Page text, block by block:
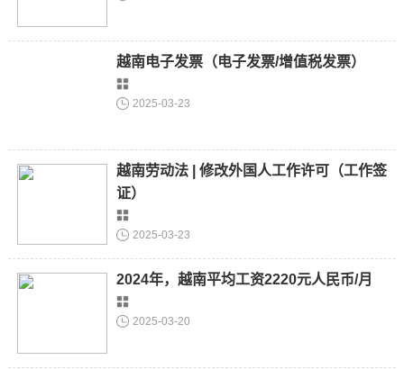
越南电子发票（电子发票/增值税发票）
2025-03-23
越南劳动法 | 修改外国人工作许可（工作签
证）
2025-03-23
2024年，越南平均工资2220元人民币/月
2025-03-20